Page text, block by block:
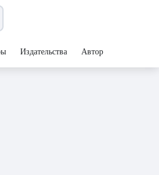
Издательства Авторы